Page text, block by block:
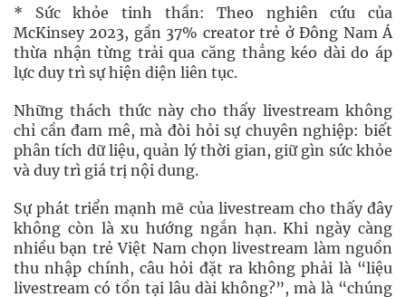
* Sức khỏe tinh thần: Theo nghiên cứu của
McKinsey 2023, gần 37% creator trẻ ở Đông Nam Á
thừa nhận từng trải qua căng thẳng kéo dài do áp
lực duy trì sự hiện diện liên tục.
Những thách thức này cho thấy livestream không
chỉ cần đam mê, mà đòi hỏi sự chuyên nghiệp: biết
phân tích dữ liệu, quản lý thời gian, giữ gìn sức khỏe
và duy trì giá trị nội dung.
Sự phát triển mạnh mẽ của livestream cho thấy đây
không còn là xu hướng ngắn hạn. Khi ngày càng
nhiều bạn trẻ Việt Nam chọn livestream làm nguồn
thu nhập chính, câu hỏi đặt ra không phải là “liệu
livestream có tồn tại lâu dài không?”, mà là “chúng